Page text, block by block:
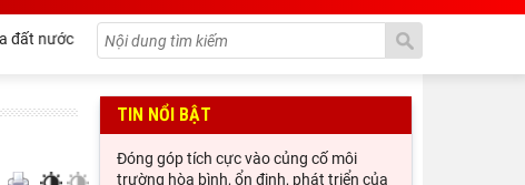
nước Khai mạc trưng bày “Kết nối truyền thống, vững bước
TIN NỔI BẬT
Đóng góp tích cực vào củng cố môi
trường hòa bình, ổn định, phát triển của